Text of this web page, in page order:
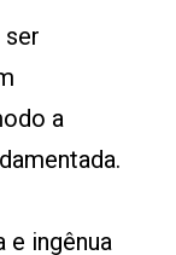
ser
a
e ingênua